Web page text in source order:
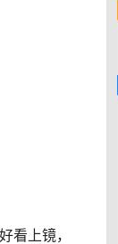
看上镜，